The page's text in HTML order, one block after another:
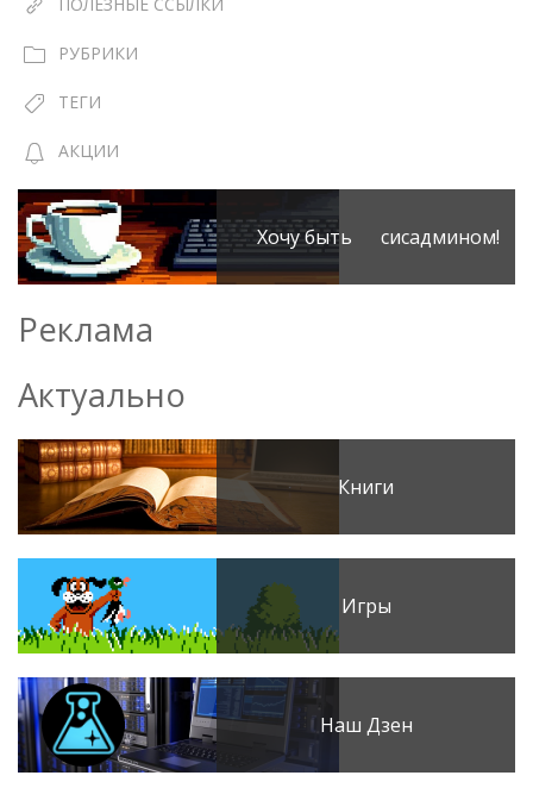
РУБРИКИ
ТЕГИ
АКЦИИ
Хочу быть сисадмином!
Реклама
Актуально
Книги
Игры
Наш Дзен